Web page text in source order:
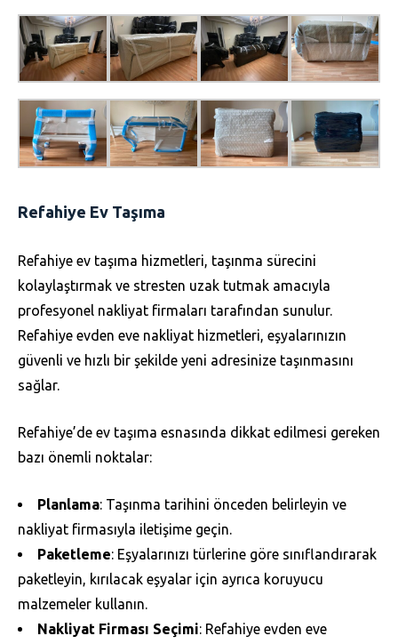
Refahiye Ev Taşıma
Refahiye ev taşıma hizmetleri, taşınma sürecini
kolaylaştırmak ve stresten uzak tutmak amacıyla
profesyonel nakliyat firmaları tarafından sunulur.
Refahiye evden eve nakliyat hizmetleri, eşyalarınızın
güvenli ve hızlı bir şekilde yeni adresinize taşınmasını
sağlar.
Refahiye’de ev taşıma esnasında dikkat edilmesi gereken
bazı önemli noktalar:
Planlama: Taşınma tarihini önceden belirleyin ve
nakliyat firmasıyla iletişime geçin.
Paketleme: Eşyalarınızı türlerine göre sınıflandırarak
paketleyin, kırılacak eşyalar için ayrıca koruyucu
malzemeler kullanın.
Nakliyat Firması Seçimi: Refahiye evden eve